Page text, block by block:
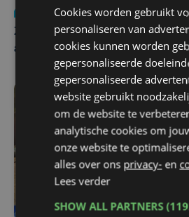
Nieuws Update
za 1
Zwaar ongeval op E403 in
afgesloten
Cookies worden gebruikt
personaliseren van
cookies kunnen worden
gepersonaliseerde
gepersonaliseerde
website gebruikt
om de website te
analytische cookies om
onze website te
alles over ons privacy- en
Lees verder
SHOW ALL PARTNERS